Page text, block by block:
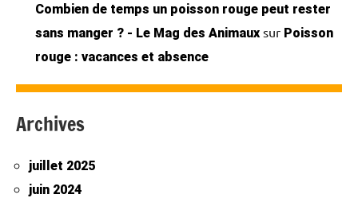
Combien de temps un poisson rouge peut rester
sans manger ? - Le Mag des Animaux sur Poisson
rouge : vacances et absence
Archives
juillet 2025
juin 2024